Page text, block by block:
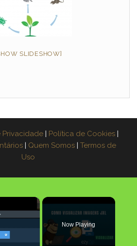
SLIDESHOW]
Privacidade | Política de Cookies |
| Quem Somos | Termos de
Uso
×
Now Playing